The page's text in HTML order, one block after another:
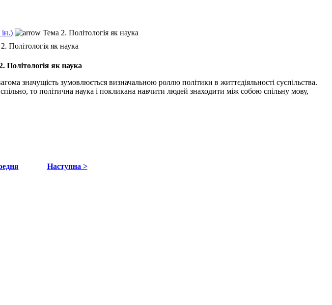
Тема 2. Політологія як наука
Політологія як наука
Політологія як наука
значущість зумовлюється визначальною роллю політики в життєдіяльності суспільства.
то політична наука і покликана навчити людей знаходити між собою спільну мову,
Наступна >